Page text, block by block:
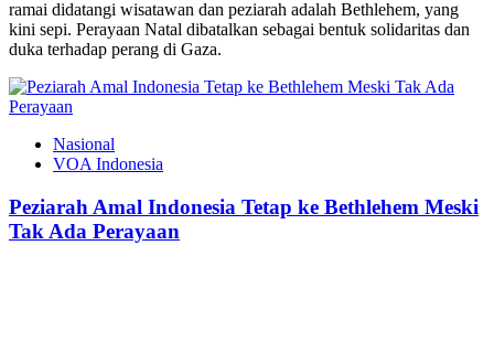
ramai didatangi wisatawan dan peziarah adalah Bethlehem, yang
kini sepi. Perayaan Natal dibatalkan sebagai bentuk solidaritas dan
duka terhadap perang di Gaza.
Nasional
VOA Indonesia
Peziarah Amal Indonesia Tetap ke Bethlehem Meski
Tak Ada Perayaan